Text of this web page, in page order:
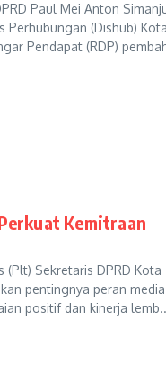
Paul Mei Anton
Perhubungan (Dishub) Kota
Pendapat (RDP)
Kemitraan
Sekretaris DPRD Kota
pentingnya peran media
positif dan kinerja